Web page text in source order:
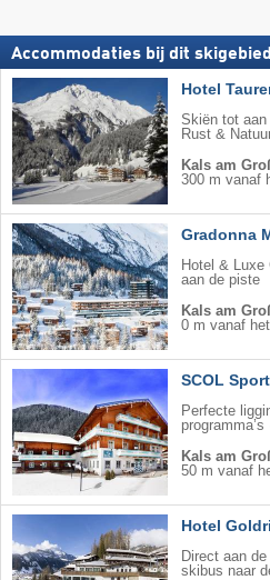
Accommodaties bij dit skigebied
Hotel
Skiën tot aan
Rust &
Kals am
300 m vanaf
Gradonna
Hotel & Luxe
aan de piste
Kals am
0 m vanaf
SCOL
Perfecte
Kals am
50 m vanaf
Hotel
Direct aan
skibus naar